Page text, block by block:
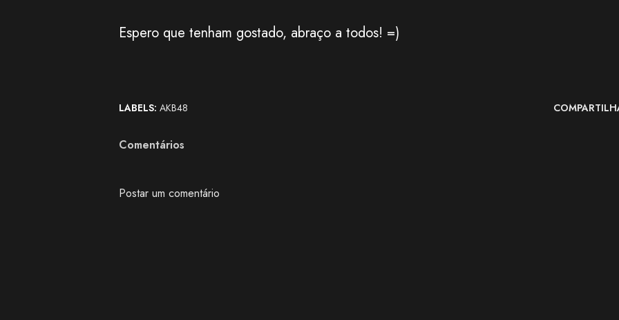
Espero que tenham gostado, abraço a todos! =)
LABELS: AKB48
Comentários
Postar um comentário